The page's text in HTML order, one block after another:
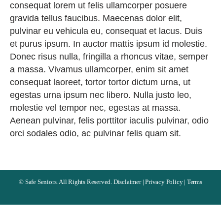
consequat lorem ut felis ullamcorper posuere
gravida tellus faucibus. Maecenas dolor elit,
pulvinar eu vehicula eu, consequat et lacus. Duis
et purus ipsum. In auctor mattis ipsum id molestie.
Donec risus nulla, fringilla a rhoncus vitae, semper
a massa. Vivamus ullamcorper, enim sit amet
consequat laoreet, tortor tortor dictum urna, ut
egestas urna ipsum nec libero. Nulla justo leo,
molestie vel tempor nec, egestas at massa.
Aenean pulvinar, felis porttitor iaculis pulvinar, odio
orci sodales odio, ac pulvinar felis quam sit.
© Safe Seniors. All Rights Reserved. Disclaimer|Privacy Policy| Terms